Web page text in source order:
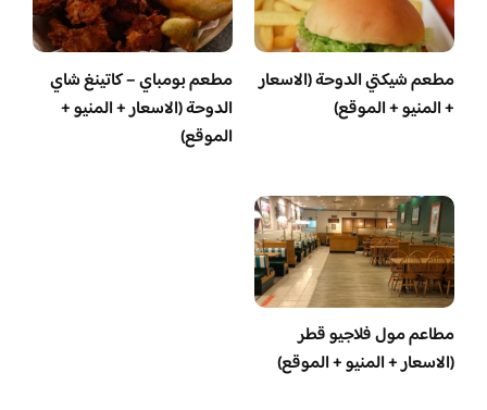
مطعم شيكتي الدوحة (الاسعار
+ المنيو + الموقع)
مطعم بومباي – كاتينغ شاي
الدوحة (الاسعار + المنيو +
الموقع)
مطاعم مول فلاجيو قطر
(الاسعار + المنيو + الموقع)